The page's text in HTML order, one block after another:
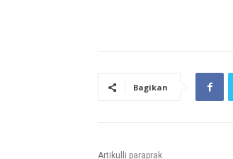
Bagikan
Artikulli paraprak